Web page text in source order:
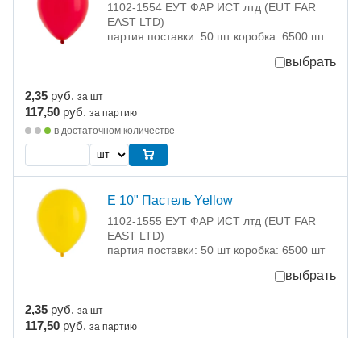
1102-1554 ЕУТ ФАР ИСТ лтд (EUT FAR
EAST LTD)
партия поставки: 50 шт коробка: 6500 шт
выбрать
2,35 руб. за шт
117,50 руб. за партию
в достаточном количестве
Е 10" Пастель Yellow
1102-1555 ЕУТ ФАР ИСТ лтд (EUT FAR
EAST LTD)
партия поставки: 50 шт коробка: 6500 шт
выбрать
2,35 руб. за шт
117,50 руб. за партию